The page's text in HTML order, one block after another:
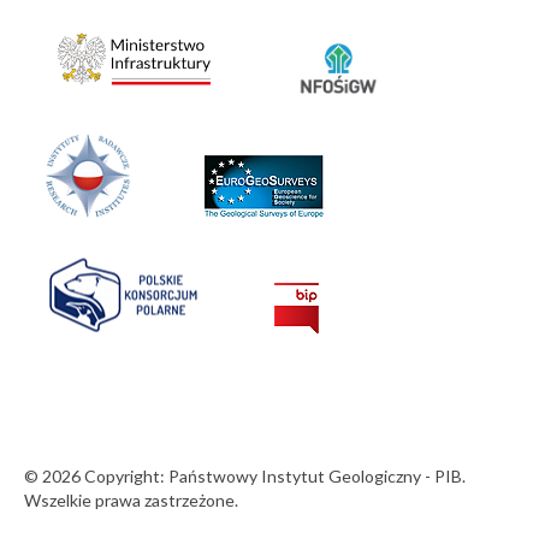
© 2026 Copyright: Państwowy Instytut Geologiczny - PIB.
Wszelkie prawa zastrzeżone.